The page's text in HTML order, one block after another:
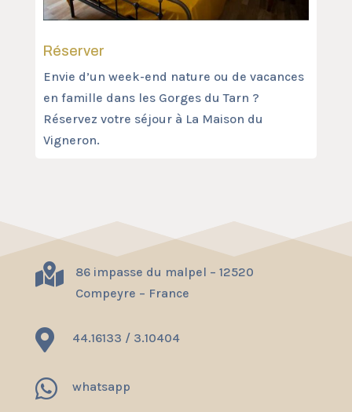
Réserver
Envie d’un week-end nature ou de vacances
en famille dans les Gorges du Tarn ?
Réservez votre séjour à La Maison du
Vigneron.

86 impasse du malpel – 12520
Compeyre – France
 44.16133 / 3.10404
 whatsapp